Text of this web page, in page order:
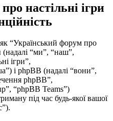
настільні ігри
“Український форум про
(надалі “ми”, “наш”,
ігри”,
і phpBB (надалі “вони”,
phpBB”,
“phpBB Teams”)
під час будь-якої вашої